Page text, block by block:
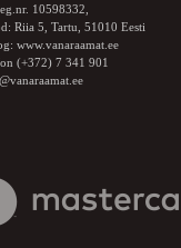
10598332,
Riia 5, Tartu, 51010 Eesti
www.vanaraamat.ee
(+372) 7 341 901